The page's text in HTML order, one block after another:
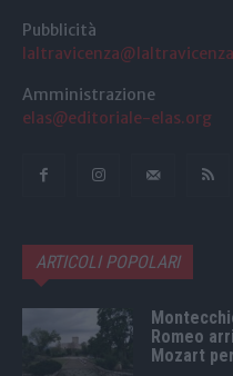
Pubblicità
Amministrazione
elas@editoriale-elas.org
ARTICOLI POPOLARI
Romeo
Mozart